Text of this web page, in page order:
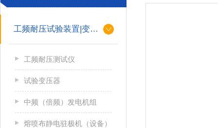
工频耐压试验装置|变压器
工频耐压测试仪
试验变压器
中频（倍频）发电机组
熔喷布静电驻极机（设备）